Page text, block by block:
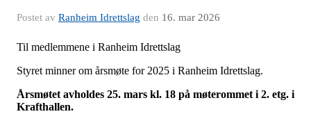
Postet av Ranheim Idrettslag den 16. mar 2026
Til medlemmene i Ranheim Idrettslag
Styret minner om årsmøte for 2025 i Ranheim Idrettslag.
Årsmøtet avholdes 25. mars kl. 18 på møterommet i 2. etg. i
Krafthallen.